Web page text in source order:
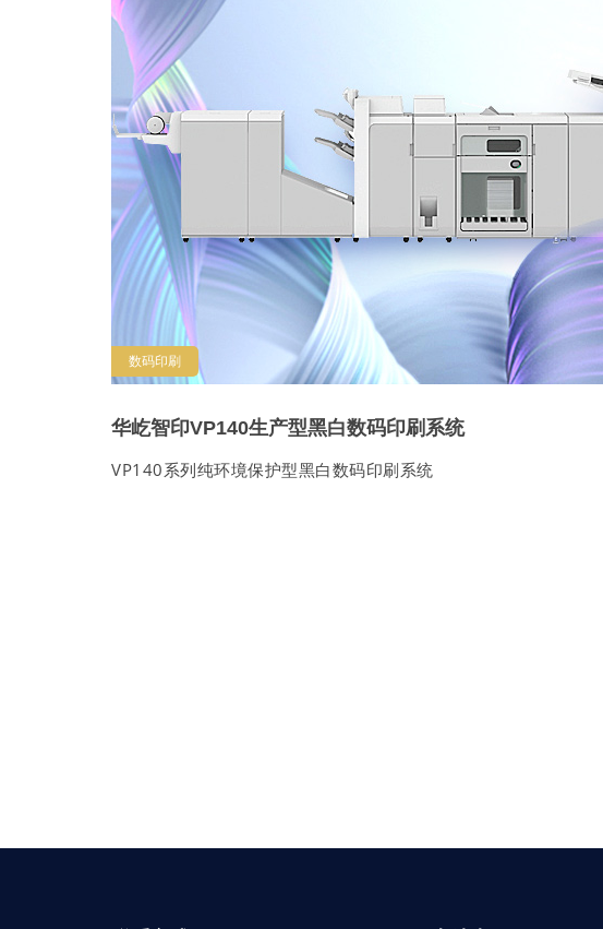
数码印刷
华屹智印VP140生产型黑白数码印刷系统
VP140系列纯环境保护型黑白数码印刷系统